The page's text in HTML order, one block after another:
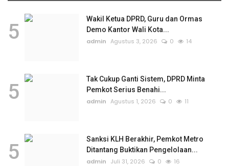
5
Wakil Ketua DPRD, Guru dan Ormas
Demo Kantor Wali Kota...
admin Agustus 3, 2026 0 14
5
Tak Cukup Ganti Sistem, DPRD Minta
Pemkot Serius Benahi...
admin Agustus 1, 2026 0 11
5
Sanksi KLH Berakhir, Pemkot Metro
Ditantang Buktikan Pengelolaan...
admin
Juli 31, 2026 0 16